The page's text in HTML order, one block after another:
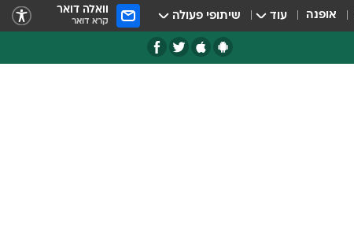
אופנה עוד שיתופי פעולה וואלה דואר
קרא דואר